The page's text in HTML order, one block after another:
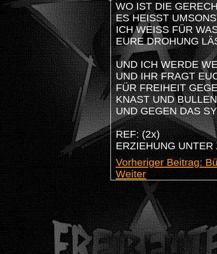
WO IST DIE
ES HEISST
ICH WEISS FÜR
EURE DROHUNG
UND ICH WERDE
UND IHR FRAGT
FÜR FREIHEIT
KNAST UND BULLEN
UND GEGEN DAS
REF: (2x)
ERZIEHUNG UNTER
Vorheriger Beitrag:
Weiter